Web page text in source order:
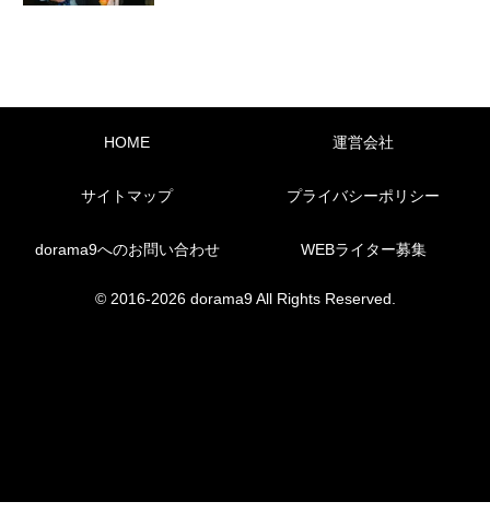
HOME 運営会社
サイトマップ プライバシーポリシー
dorama9へのお問い合わせ WEBライター募集
© 2016-2026 dorama9 All Rights Reserved.